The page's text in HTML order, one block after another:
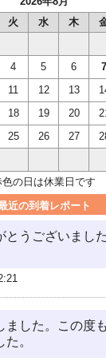
火 水 木
4 5 6 7
11 12 13
18 19 20
25 26 27
色の日は休業日です
近の到着レポート
うございまし
ました。この度
。